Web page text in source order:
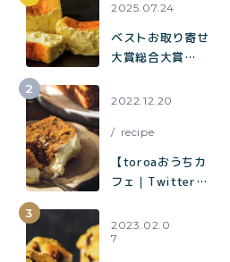
2025.07.24
ベストお取り寄せ
大賞総合大賞
の催事に出店中。
2022.12.20
recipe
【toroaおうちカ
フェ｜Twitterで
題】混ぜて焼くだ
けでお店の味「キ
2023.02.0
7